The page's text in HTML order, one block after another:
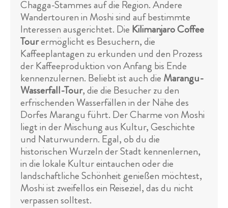
Chagga-Stammes auf die Region. Andere
Wandertouren in Moshi sind auf bestimmte
Interessen ausgerichtet. Die Kilimanjaro Coffee
Tourermöglicht es Besuchern, die
Kaffeeplantagen zu erkunden und den Prozess
der Kaffeeproduktion von Anfang bis Ende
kennenzulernen. Beliebt ist auch die Marangu-
Wasserfall-Tour, die die Besucher zu den
erfrischenden Wasserfällen in der Nähe des
Dorfes Marangu führt. Der Charme von Moshi
liegt in der Mischung aus Kultur, Geschichte
und Naturwundern. Egal, ob du die
historischen Wurzeln der Stadt kennenlernen,
in die lokale Kultur eintauchen oder die
landschaftliche Schönheit genießen möchtest,
Moshi ist zweifellos ein Reiseziel, das du nicht
verpassen solltest.